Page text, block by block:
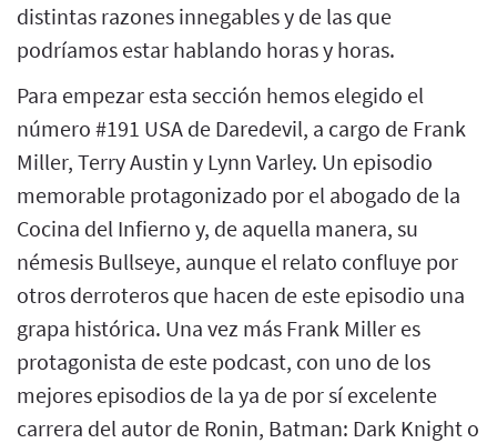
distintas razones innegables y de las que
podríamos estar hablando horas y horas.
Para empezar esta sección hemos elegido el
número #191 USA de Daredevil, a cargo de Frank
Miller, Terry Austin y Lynn Varley. Un episodio
memorable protagonizado por el abogado de la
Cocina del Infierno y, de aquella manera, su
némesis Bullseye, aunque el relato confluye por
otros derroteros que hacen de este episodio una
grapa histórica. Una vez más Frank Miller es
protagonista de este podcast, con uno de los
mejores episodios de la ya de por sí excelente
carrera del autor de Ronin, Batman: Dark Knight o